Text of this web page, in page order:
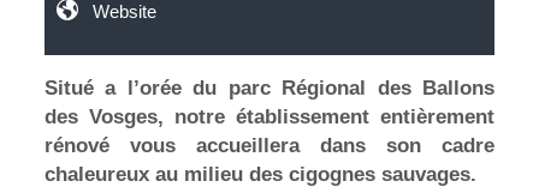
Website
Situé a l’orée du parc Régional des Ballons
des Vosges, notre établissement entièrement
rénové vous accueillera dans son cadre
chaleureux au milieu des cigognes sauvages.